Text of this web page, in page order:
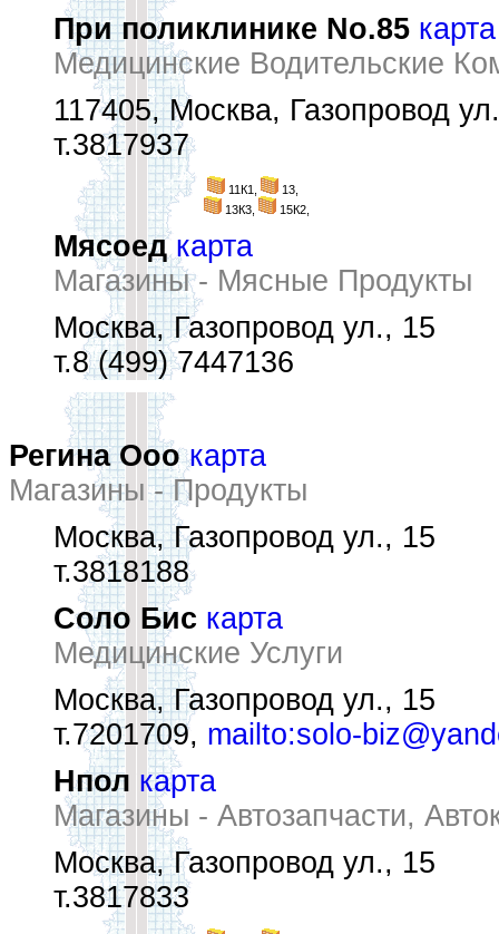
При поликлинике No.85 карта
Медицинские Водительские
117405, Москва, Газопровод
т.3817937
11К1,
13,
13К3,
15К2,
Мясоед карта
Магазины - Мясные Продукты
Москва, Газопровод ул., 15
т.8 (499) 7447136
Регина Oоо карта
Магазины - Продукты
Москва, Газопровод ул., 15
т.3818188
Соло Бис карта
Медицинские Услуги
Москва, Газопровод ул., 15
т.7201709, mailto:solo-
Нпол карта
Магазины - Автозапчасти,
Москва, Газопровод ул., 15
т.3817833